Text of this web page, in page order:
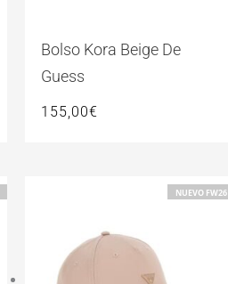
Bolso Kora Beige De
Guess
155,00€
NUEVO FW26